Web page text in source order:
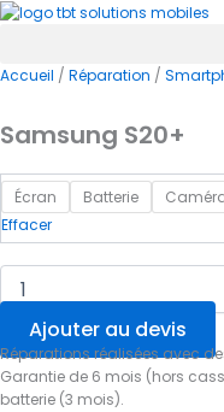
Aller
Accueil / Réparation /
Samsung S20+
Écran Batterie
Effacer
quantité
S20+
Ajouter au devis
Réparations réalisées avec
Garantie de 6 mois (hors
batterie (3 mois).